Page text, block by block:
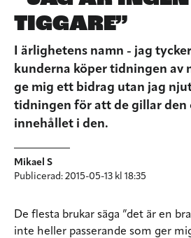
TIGGARE”
I ärlighetens namn - jag
kunderna köper tidningen av
ge mig ett bidrag utan jag
tidningen för att de gillar den
innehållet i den.
Mikael S
Publicerad: 2015-05-13 kl 18:35
De flesta brukar säga ”det är en
inte heller passerande som ger